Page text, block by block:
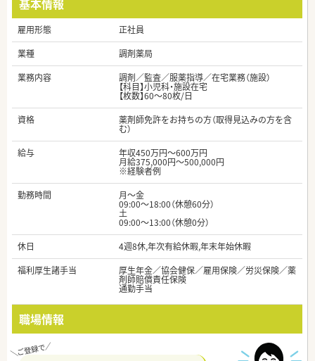
基本情報
雇用形態
正社員
業種
調剤薬局
業務内容
調剤／監査／服薬指導／在宅業務（施設）
【科目】小児科・施設在宅
【枚数】60～80枚/日
資格
薬剤師免許をお持ちの方（取得見込みの方を含
む）
給与
年収450万円～600万円
月給375,000円～500,000円
※経験者例
勤務時間
月～金
09:00～18:00（休憩60分）
土
09:00～13:00（休憩0分）
休日
4週8休,年次有給休暇,年末年始休暇
福利厚生諸手当
厚生年金／協会健保／雇用保険／労災保険／薬
剤師賠償責任保険
通勤手当
職場情報